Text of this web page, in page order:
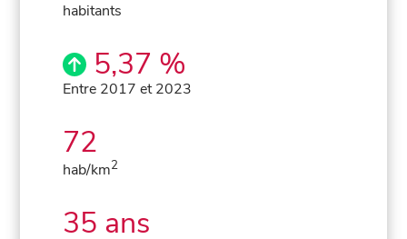
habitants
5,37 %
Entre 2017 et 2023
72
hab/km2
35 ans